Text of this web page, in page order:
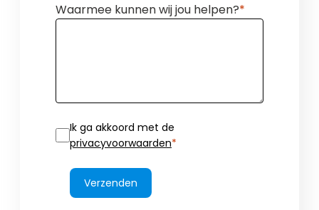
Waarmee kunnen wij jou helpen?
Ik ga akkoord met de
privacyvoorwaarden
Verzenden